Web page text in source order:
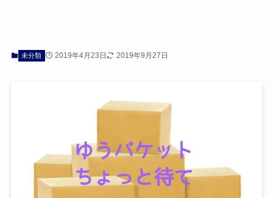
未分類 2019年4月23日 2019年9月27日